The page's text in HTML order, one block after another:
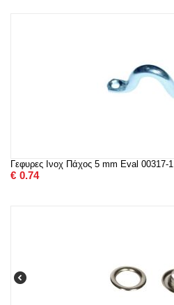
Γεφυρες Ινοχ Πάχος 5 mm Eval 00317-1
€ 0.74